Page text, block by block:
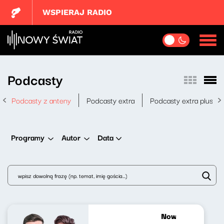
WSPIERAJ RADIO
Podcasty
Podcasty z anteny Podcasty extra Podcasty extra plus
Programy Autor Data
Nowy Świt